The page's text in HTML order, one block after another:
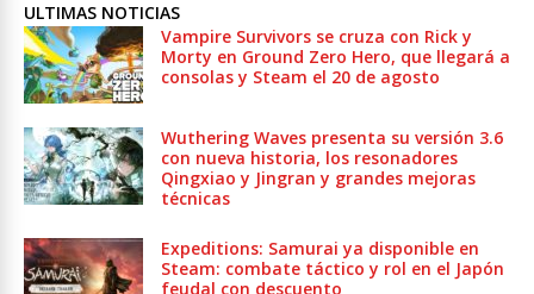
ULTIMAS NOTICIAS
Vampire Survivors se cruza con Rick y
Morty en Ground Zero Hero, que llegará a
consolas y Steam el 20 de agosto
Wuthering Waves presenta su versión 3.6
con nueva historia, los resonadores
Qingxiao y Jingran y grandes mejoras
técnicas
Expeditions: Samurai ya disponible en
Steam: combate táctico y rol en el Japón
feudal con descuento